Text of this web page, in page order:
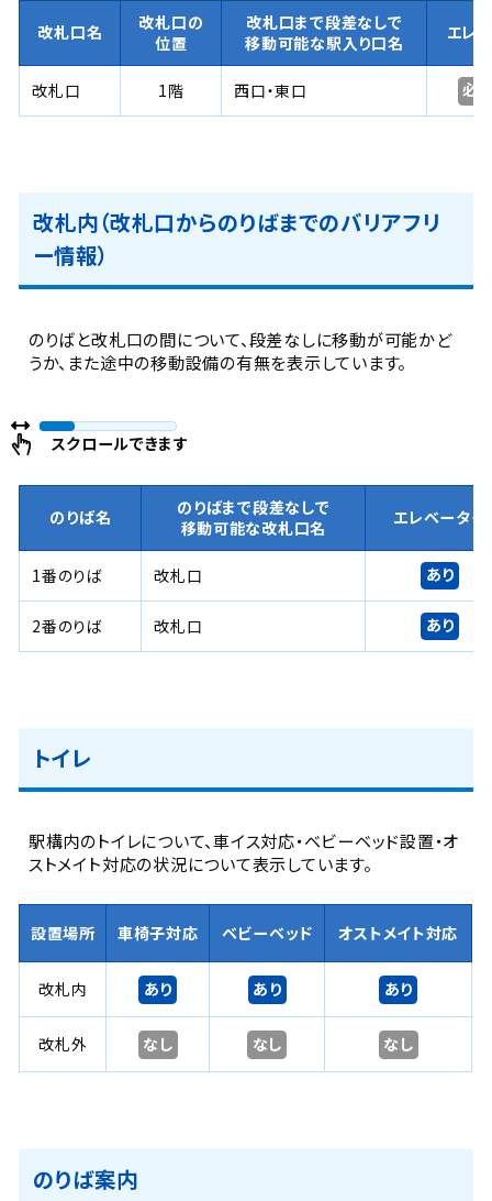
改札口名
改札口の
位置
改札口まで段差なしで
移動可能な駅入り口名
エレ
改札口 1階 西口・東口 必
改札内（改札口からのりばまでのバリアフリ
ー情報）
のりばと改札口の間について、段差なしに移動が可能かど
うか、また途中の移動設備の有無を表示しています。
スクロールできます
のりば名
のりばまで段差なしで
移動可能な改札口名
エレベーター
1番のりば 改札口 あり
2番のりば 改札口 あり
トイレ
駅構内のトイレについて、車イス対応・ベビーベッド設置・オ
ストメイト対応の状況について表示しています。
設置場所 車椅子対応 ベビーベッド オストメイト対応
改札内 あり あり あり
改札外 なし なし なし
のりば案内